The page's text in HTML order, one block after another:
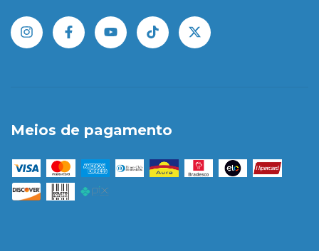
Meios de pagamento